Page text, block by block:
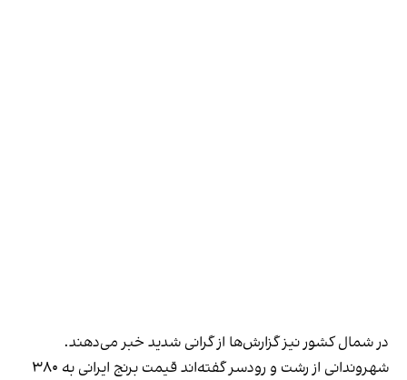
در شمال کشور نیز گزارش‌ها از گرانی شدید خبر می‌دهند.
شهروندانی از رشت و رودسر گفته‌اند قیمت برنج ایرانی به ۳۸۰